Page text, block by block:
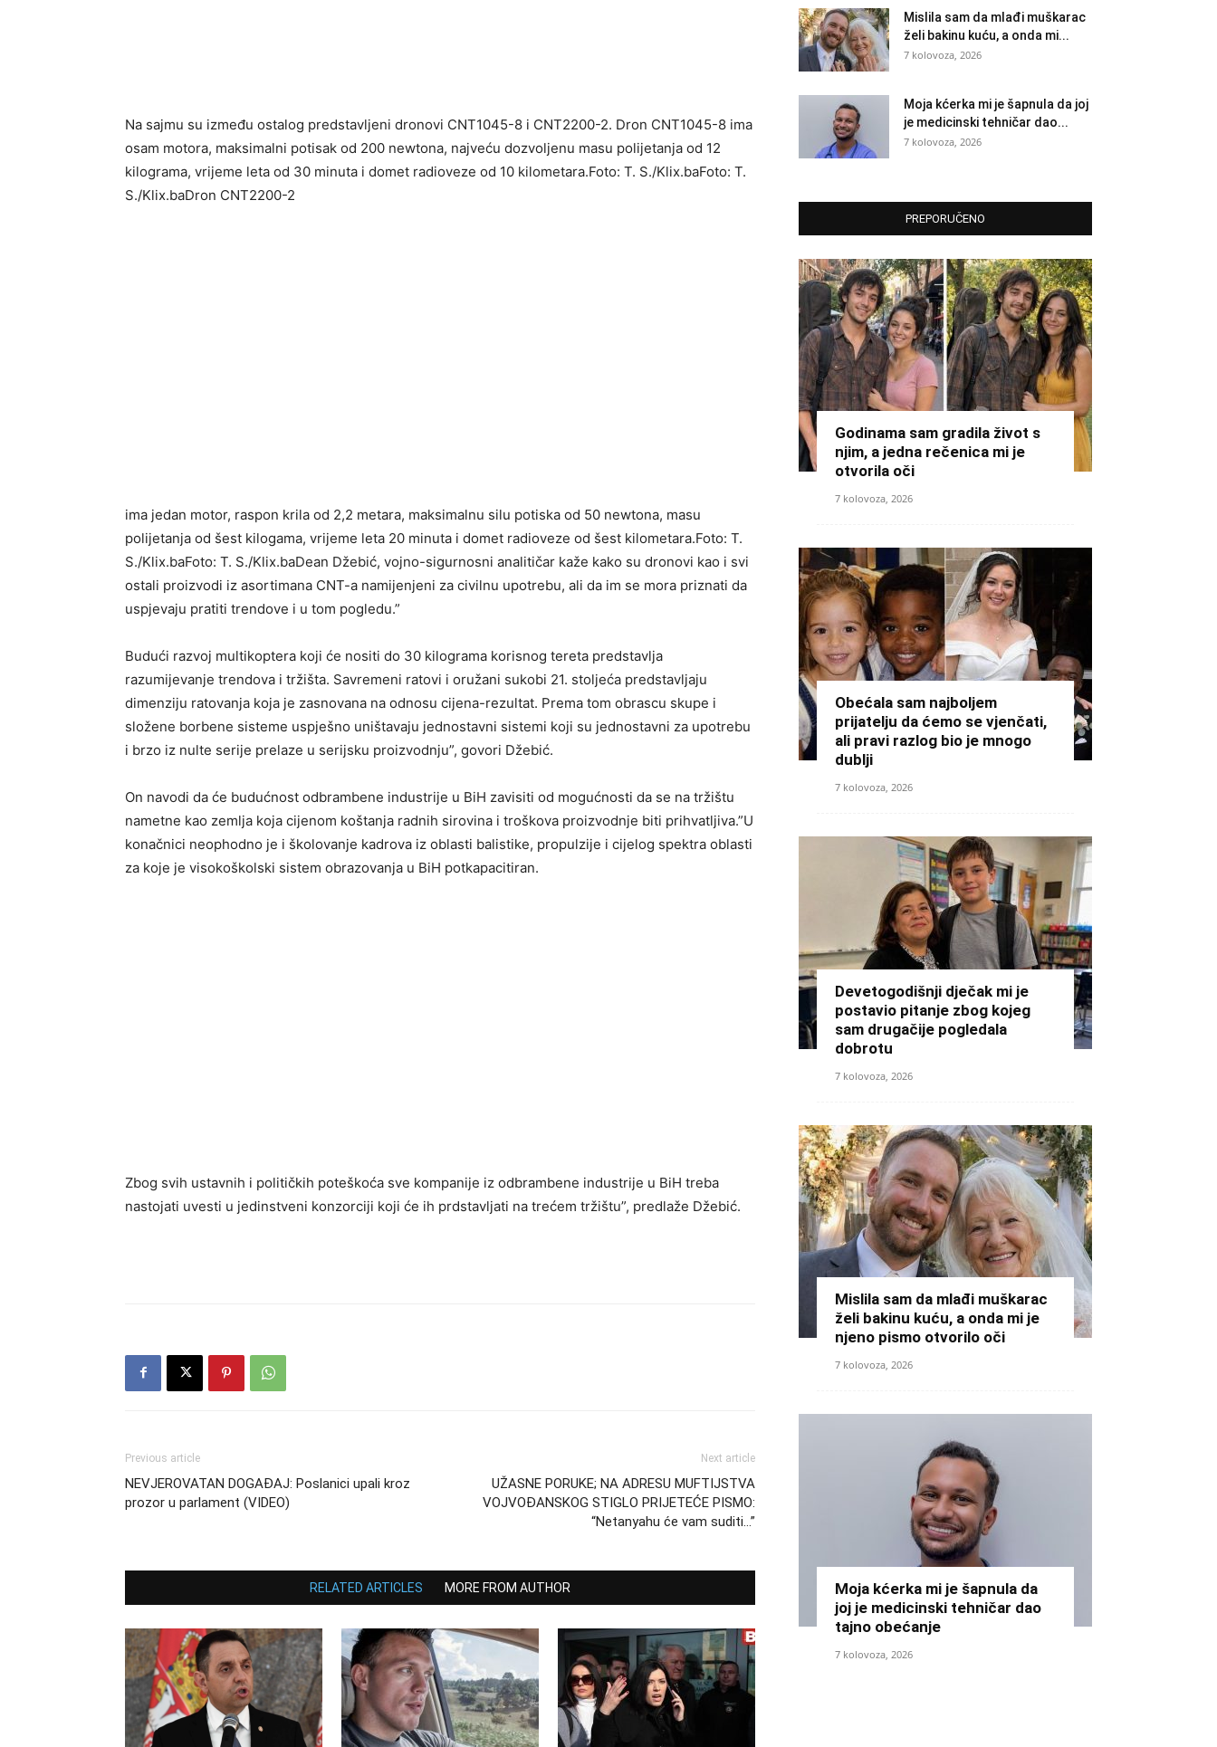
Na sajmu su između ostalog predstavljeni dronovi CNT1045-8 i CNT2200-2. Dron CNT1045-8 ima
osam motora, maksimalni potisak od 200 newtona, najveću dozvoljenu masu polijetanja od 12
kilograma, vrijeme leta od 30 minuta i domet radioveze od 10 kilometara.Foto: T. S./Klix.baFoto: T.
S./Klix.baDron CNT2200-2
ima jedan motor, raspon krila od 2,2 metara, maksimalnu silu potiska od 50 newtona, masu
polijetanja od šest kilogama, vrijeme leta 20 minuta i domet radioveze od šest kilometara.Foto: T.
S./Klix.baFoto: T. S./Klix.baDean Džebić, vojno-sigurnosni analitičar kaže kako su dronovi kao i svi
ostali proizvodi iz asortimana CNT-a namijenjeni za civilnu upotrebu, ali da im se mora priznati da
uspjevaju pratiti trendove i u tom pogledu.”
Budući razvoj multikoptera koji će nositi do 30 kilograma korisnog tereta predstavlja
razumijevanje trendova i tržišta. Savremeni ratovi i oružani sukobi 21. stoljeća predstavljaju
dimenziju ratovanja koja je zasnovana na odnosu cijena-rezultat. Prema tom obrascu skupe i
složene borbene sisteme uspješno uništavaju jednostavni sistemi koji su jednostavni za upotrebu
i brzo iz nulte serije prelaze u serijsku proizvodnju”, govori Džebić.
On navodi da će budućnost odbrambene industrije u BiH zavisiti od mogućnosti da se na tržištu
nametne kao zemlja koja cijenom koštanja radnih sirovina i troškova proizvodnje biti prihvatljiva.”U
konačnici neophodno je i školovanje kadrova iz oblasti balistike, propulzije i cijelog spektra oblasti
za koje je visokoškolski sistem obrazovanja u BiH potkapacitiran.
Zbog svih ustavnih i političkih poteškoća sve kompanije iz odbrambene industrije u BiH treba
nastojati uvesti u jedinstveni konzorciji koji će ih prdstavljati na trećem tržištu”, predlaže Džebić.
Previous article
NEVJEROVATAN DOGAĐAJ: Poslanici upali kroz
prozor u parlament (VIDEO)
Next article
UŽASNE PORUKE; NA ADRESU MUFTIJSTVA
VOJVOĐANSKOG STIGLO PRIJETEĆE PISMO:
“Netanyahu će vam suditi…”
RELATED ARTICLES MORE FROM AUTHOR
Mislila sam da mlađi muškarac
želi bakinu kuću, a onda mi...
7 kolovoza, 2026
Moja kćerka mi je šapnula da joj
je medicinski tehničar dao...
7 kolovoza, 2026
PREPORUČENO
Godinama sam gradila život s
njim, a jedna rečenica mi je
otvorila oči
7 kolovoza, 2026
Obećala sam najboljem
prijatelju da ćemo se vjenčati,
ali pravi razlog bio je mnogo
dublji
7 kolovoza, 2026
Devetogodišnji dječak mi je
postavio pitanje zbog kojeg
sam drugačije pogledala
dobrotu
7 kolovoza, 2026
Mislila sam da mlađi muškarac
želi bakinu kuću, a onda mi je
njeno pismo otvorilo oči
7 kolovoza, 2026
Moja kćerka mi je šapnula da
joj je medicinski tehničar dao
tajno obećanje
7 kolovoza, 2026